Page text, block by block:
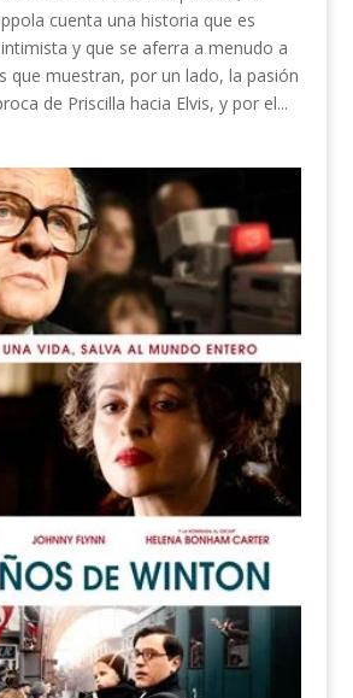
cuenta una historia que es
y que se aferra a menudo a
que muestran, por un lado, la pasión
de Priscilla hacia Elvis, y por el...